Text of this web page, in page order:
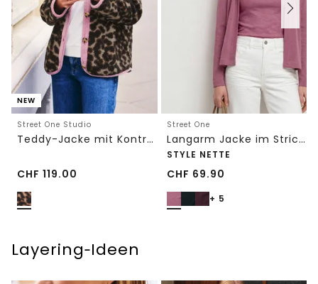
NEW
Street One Studio
Teddy-Jacke mit Kontrastdetail
CHF 119.00
Street One
Langarm Jacke im Strick-Look
STYLE NETTE
CHF 69.90
+ 5
Layering‑Ideen